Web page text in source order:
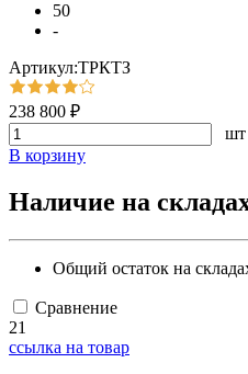
50
-
Артикул:ТРКТЗ
238 800 ₽
шт
В корзину
Наличие на
Общий остаток на
Сравнение
21
ссылка на товар